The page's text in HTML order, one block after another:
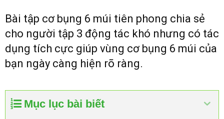
Bài tập cơ bụng 6 múi tiên phong chia sẻ
cho người tập 3 động tác khó nhưng có tác
dụng tích cực giúp vùng cơ bụng 6 múi của
bạn ngày càng hiện rõ ràng.
Mục lục bài biết